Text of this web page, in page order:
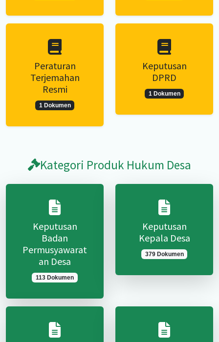
Peraturan
Terjemahan
Resmi
1 Dokumen
Keputusan
DPRD
1 Dokumen
Kategori Produk Hukum Desa
Keputusan
Badan
Permusyawarat
an Desa
113 Dokumen
Keputusan
Kepala Desa
379 Dokumen